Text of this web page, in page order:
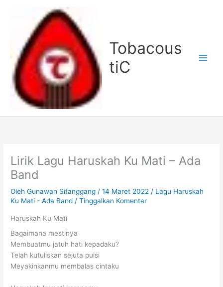
Tobacous
tiC
Lirik Lagu Haruskah Ku Mati – Ada
Band
OlehGunawan Sitanggang /14 Maret 2022 / Lagu Haruskah
Ku Mati - Ada Band /Tinggalkan Komentar
Haruskah Ku Mati
Bagaimana mestinya
Membuatmu jatuh hati kepadaku?
Telah kutuliskan sejuta puisi
Meyakinkanmu membalas cintaku